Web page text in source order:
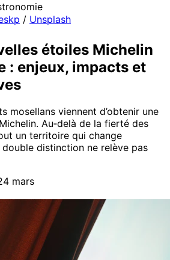
/ Unsplash
étoiles Michelin
: enjeux, impacts et
mosellans viennent d’obtenir une
Au‑delà de la fierté des
un territoire qui change
double distinction ne relève pas
mars